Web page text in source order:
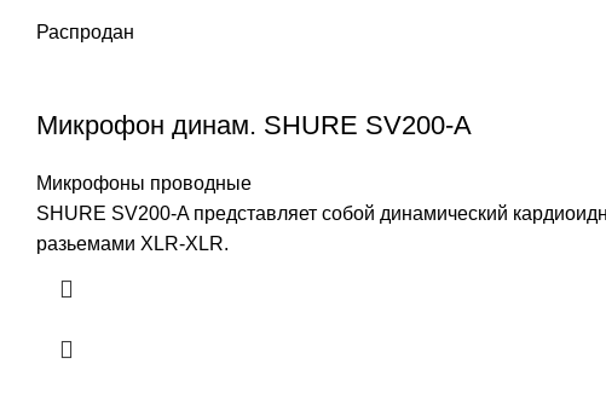
Распродан
Микрофон динам. SHURE SV200-A
Микрофоны проводные
SHURE SV200-A представляет собой динамический
разьемами XLR-XLR.